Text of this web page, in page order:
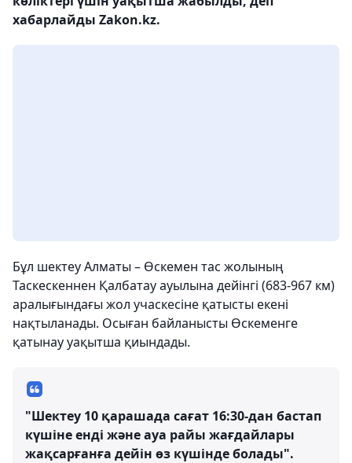
хабарлайды Zakon.kz.
Бұл шектеу Алматы – Өскемен тас жолының
Таскескеннен Қалбатау ауылына дейінгі (683-967 км)
аралығындағы жол учаскесіне қатысты екені
нақтыланады. Осыған байланысты Өскеменге
қатынау уақытша қиындады.
"Шектеу 10 қарашада сағат 16:30-дан бастап
күшіне енді және ауа райы жағдайлары
жақсарғанға дейін өз күшінде болады".